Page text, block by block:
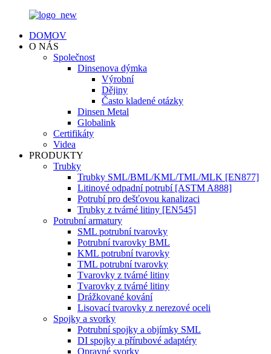
DOMOV
O NÁS
Společnost
Dinsenova dýmka
Výrobní
Dějiny
Často kladené otázky
Dinsen Metal
Globalink
Certifikáty
Videa
PRODUKTY
Trubky
Trubky SML/BML/KML/TML/MLK [EN877]
Litinové odpadní potrubí [ASTM A888]
Potrubí pro dešťovou kanalizaci
Trubky z tvárné litiny [EN545]
Potrubní armatury
SML potrubní tvarovky
Potrubní tvarovky BML
KML potrubní tvarovky
TML potrubní tvarovky
Tvarovky z tvárné litiny
Tvarovky z tvárné litiny
Drážkované kování
Lisovací tvarovky z nerezové oceli
Spojky a svorky
Potrubní spojky a objímky SML
DI spojky a přírubové adaptéry
Opravné svorky